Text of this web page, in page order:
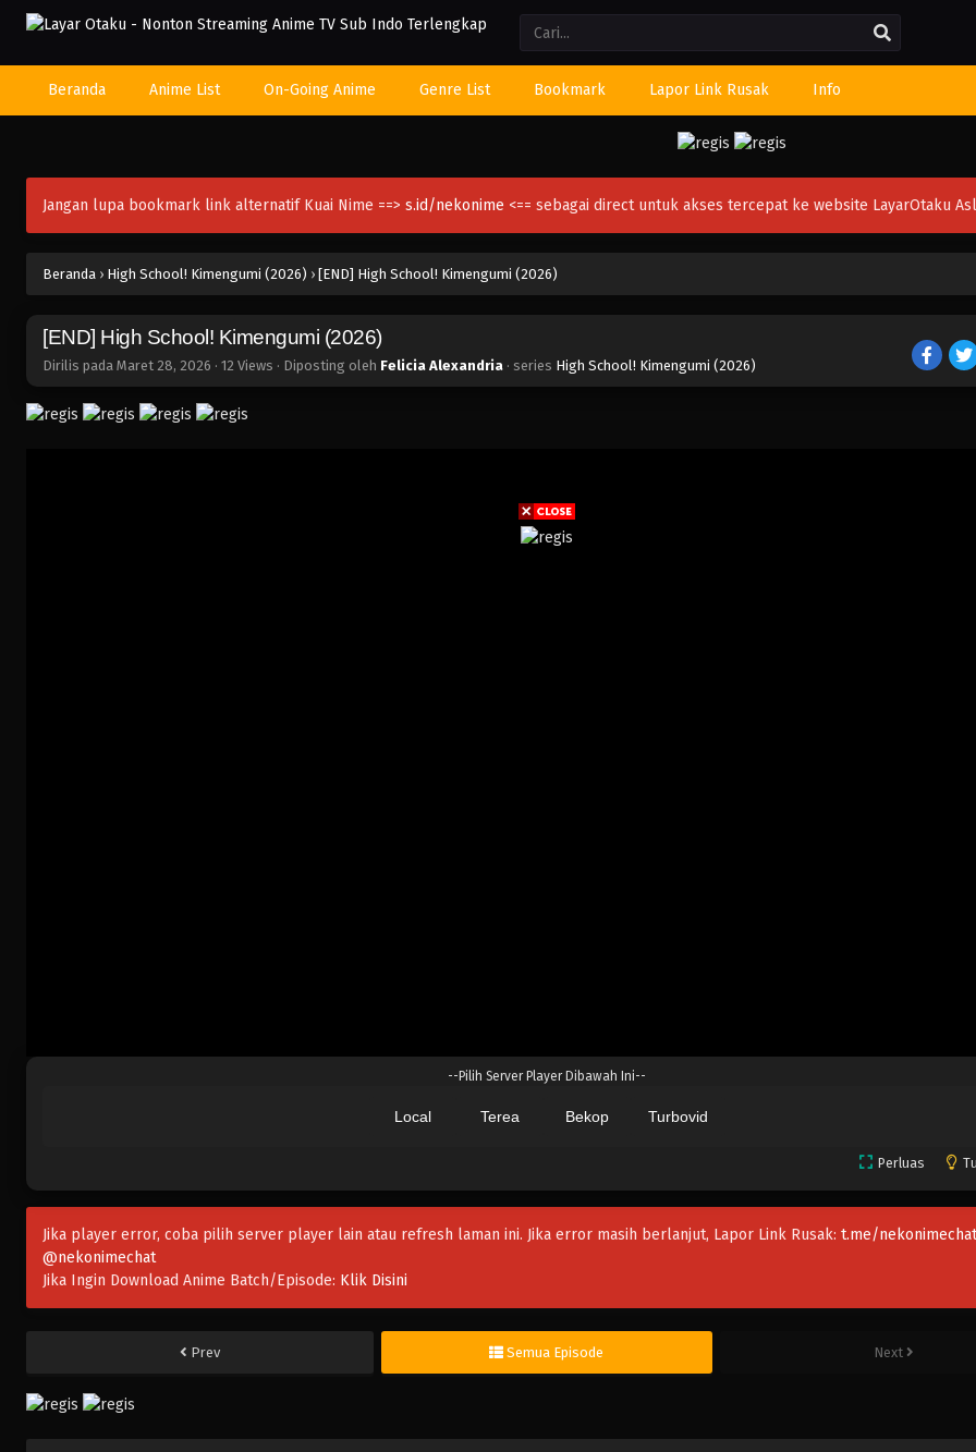
Beranda Anime List On-Going Anime Genre List Bookmark Lapor Link Rusak Info
Jangan lupa bookmark link alternatif Kuai Nime ==> s.id/nekonime <== sebagai direct untuk akses tercepat ke website LayarOtaku
Beranda › High School! Kimengumi (2026) › [END] High School! Kimengumi (2026)
[END] High School! Kimengumi (2026)
Dirilis pada Maret 28, 2026 · 12 Views · Diposting oleh Felicia Alexandria · series High School! Kimengumi (2026)
--Pilih Server Player Dibawah Ini--
Local Terea Bekop Turbovid
Perluas
Jika player error, coba pilih server player lain atau refresh laman ini. Jika error masih berlanjut, Lapor Link Rusak: t.me/nekonimechat
@nekonimechat
Jika Ingin Download Anime Batch/Episode: Klik Disini
Prev Semua Episode Next